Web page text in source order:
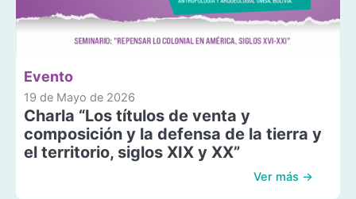
Evento
19 de Mayo de 2026
Charla “Los títulos de venta y
composición y la defensa de la tierra y
el territorio, siglos XIX y XX”
Ver más →